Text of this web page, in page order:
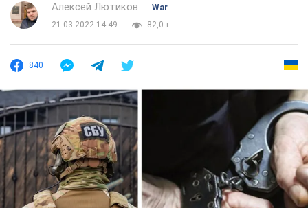
Алексей Лютиков
War
21.03.2022 14:49
82,0 т.
840